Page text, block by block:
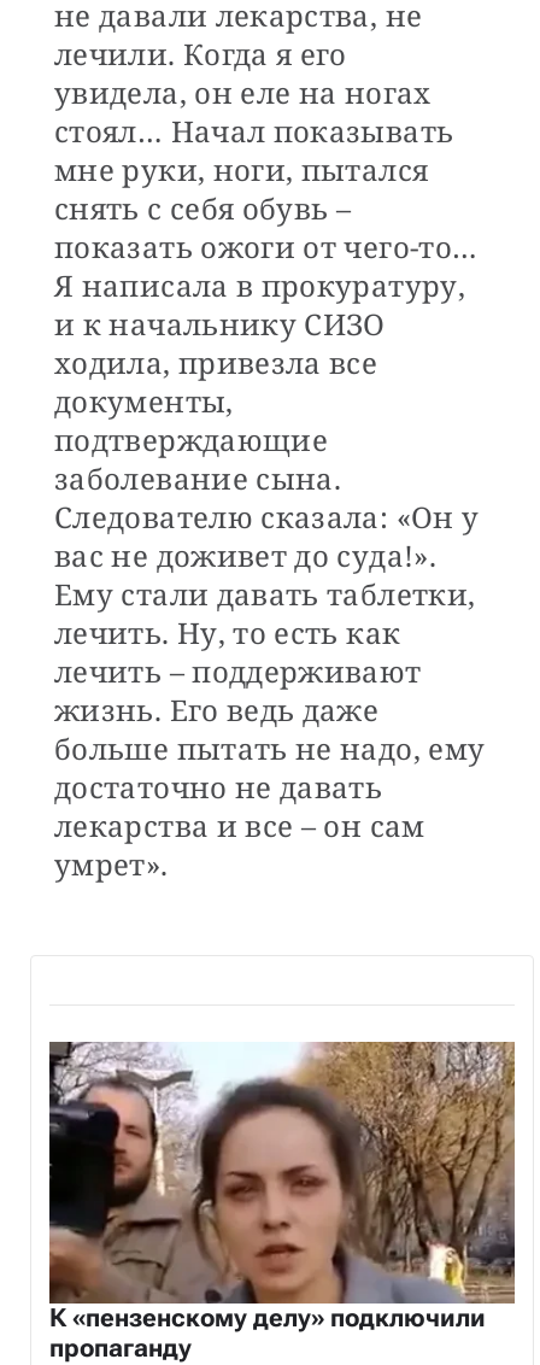
не давали лекарства, не
лечили. Когда я его
увидела, он еле на ногах
стоял… Начал показывать
мне руки, ноги, пытался
снять с себя обувь –
показать ожоги от чего-то…
Я написала в прокуратуру,
и к начальнику СИЗО
ходила, привезла все
документы,
подтверждающие
заболевание сына.
Следователю сказала: «Он у
вас не доживет до суда!».
Ему стали давать таблетки,
лечить. Ну, то есть как
лечить – поддерживают
жизнь. Его ведь даже
больше пытать не надо, ему
достаточно не давать
лекарства и все – он сам
умрет».
К «пензенскому делу» подключили
пропаганду